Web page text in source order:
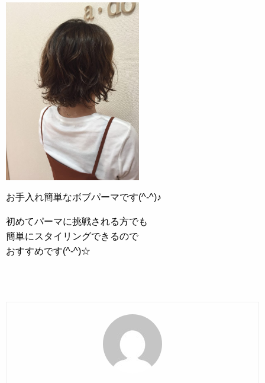
お手入れ簡単なボブパーマです(^-^)♪
初めてパーマに挑戦される方でも
簡単にスタイリングできるので
おすすめです(^-^)☆